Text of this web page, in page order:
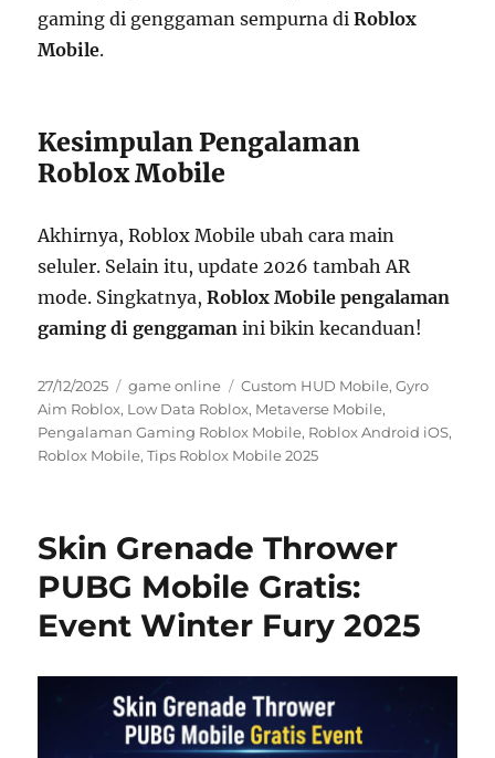
gaming di genggaman sempurna diRoblox
Mobile.
Kesimpulan Pengalaman
Roblox Mobile
Akhirnya, Roblox Mobile ubah cara main
seluler. Selain itu, update 2026 tambah AR
mode. Singkatnya,Roblox Mobile pengalaman
gaming di genggaman ini bikin kecanduan!
Posted
on
27/12/2025 Categories
game online Tags
Custom HUD Mobile,Gyro
Aim Roblox, Low Data Roblox, Metaverse Mobile,
Pengalaman Gaming Roblox Mobile, Roblox Android iOS,
Roblox Mobile,Tips Roblox Mobile 2025
Skin Grenade Thrower
PUBG Mobile Gratis:
Event Winter Fury 2025